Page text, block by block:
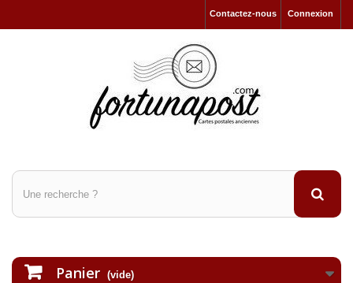
Connexion
Contactez-nous
Panier (vide)